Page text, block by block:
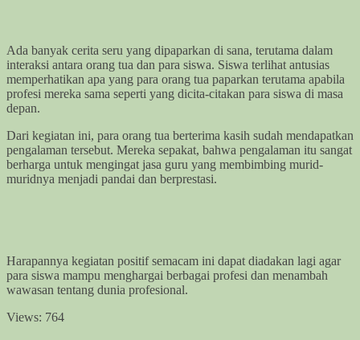
Ada banyak cerita seru yang dipaparkan di sana, terutama dalam
interaksi antara orang tua dan para siswa. Siswa terlihat antusias
memperhatikan apa yang para orang tua paparkan terutama apabila
profesi mereka sama seperti yang dicita-citakan para siswa di masa
depan.
Dari kegiatan ini, para orang tua berterima kasih sudah mendapatkan
pengalaman tersebut. Mereka sepakat, bahwa pengalaman itu sangat
berharga untuk mengingat jasa guru yang membimbing murid-
muridnya menjadi pandai dan berprestasi.
Harapannya kegiatan positif semacam ini dapat diadakan lagi agar
para siswa mampu menghargai berbagai profesi dan menambah
wawasan tentang dunia profesional.
Views: 764